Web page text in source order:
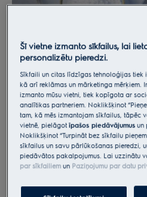
Citronu krēmam
pievienojiet mizu no 2
pievienojiet krējumu un
Šī vietne izmanto sīkfailus, lai
personalizētu pieredzi.
Sīkfaili un citas līdzīgas tehnoloģijas tiek
kā arī reklāmas un mārketinga mērķiem.
izmanto mūsu vietni, tiek kopīgota ar
analītikas partneriem. Noklikšķinot
tam, kā mēs izmantojam sīkfailus, tāpēc
vietnē, pielāgotīpašos piedāvājumus un
Noklikšķinot “Turpināt bez sīkfailu
sīkfailus un savu pārlūkošanas pieredzi,
piedāvātos pakalpojumus. Lai uzzinātu
par sīkfailiem un Paziņojumu par datu